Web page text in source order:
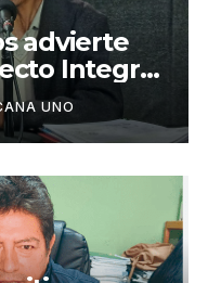
advierte
Integral
para
UNO